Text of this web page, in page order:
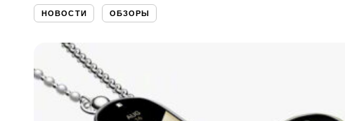
НОВОСТИ ОБЗОРЫ